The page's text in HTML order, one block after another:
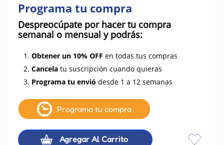
Programa tu compra
Despreocúpate por hacer tu compra
semanal o mensual y podrás:
1. Obtener un 10% OFF en todas tus compras
2. Cancela tu suscripción cuando quieras
3. Programa tu envió desde 1 a 12 semanas
Programa tu compra
Agregar Al Carrito